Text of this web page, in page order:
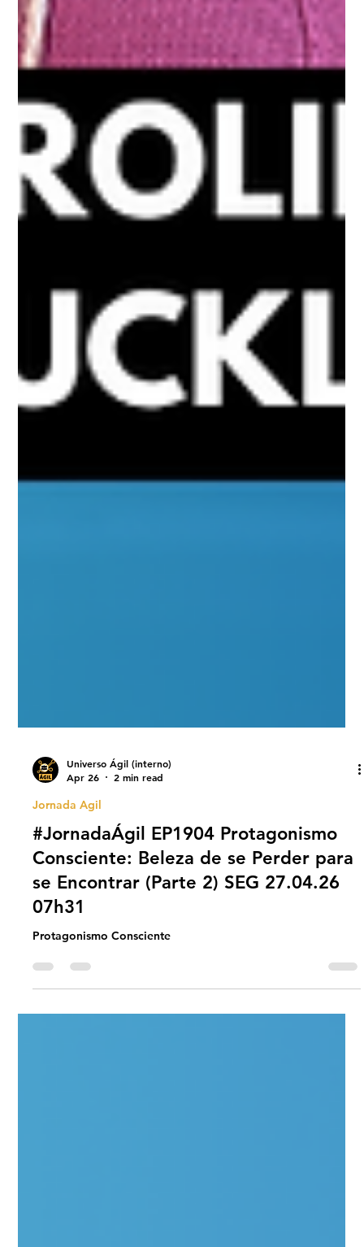
Universo Ágil (interno)
Apr 26
Jornada Agil
#JornadaÁgil EP1904 Protagonismo
Consciente: Beleza de se Perder para
se Encontrar (Parte 2) SEG 27.04.26
07h31
Protagonismo Consciente